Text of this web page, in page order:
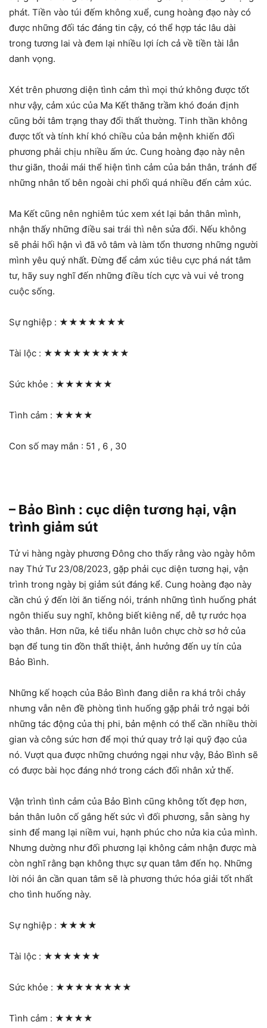
phát. Tiền vào túi đếm không xuể, cung hoàng đạo này có
được những đối tác đáng tin cậy, có thể hợp tác lâu dài
trong tương lai và đem lại nhiều lợi ích cả về tiền tài lẫn
danh vọng.
Xét trên phương diện tình cảm thì mọi thứ không được tốt
như vậy, cảm xúc của Ma Kết thăng trầm khó đoán định
cũng bởi tâm trạng thay đổi thất thường. Tinh thần không
được tốt và tính khí khó chiều của bản mệnh khiến đối
phương phải chịu nhiều ấm ức. Cung hoàng đạo này nên
thư giãn, thoải mái thể hiện tình cảm của bản thân, tránh để
những nhân tố bên ngoài chi phối quá nhiều đến cảm xúc.
Ma Kết cũng nên nghiêm túc xem xét lại bản thân mình,
nhận thấy những điều sai trái thì nên sửa đổi. Nếu không
sẽ phải hối hận vì đã vô tâm và làm tổn thương những người
mình yêu quý nhất. Đừng để cảm xúc tiêu cực phá nát tâm
tư, hãy suy nghĩ đến những điều tích cực và vui vẻ trong
cuộc sống.
Sự nghiệp : ★★★★★★★
Tài lộc : ★★★★★★★★★
Sức khỏe : ★★★★★★
Tình cảm : ★★★★
Con số may mắn : 51 , 6 , 30
– Bảo Bình : cục diện tương hại, vận
trình giảm sút
Tử vi hàng ngày phương Đông cho thấy rằng vào ngày hôm
nay Thứ Tư 23/08/2023, gặp phải cục diện tương hại, vận
trình trong ngày bị giảm sút đáng kể. Cung hoàng đạo này
cần chú ý đến lời ăn tiếng nói, tránh những tình huống phát
ngôn thiếu suy nghĩ, không biết kiêng nể, dễ tự rước họa
vào thân. Hơn nữa, kẻ tiểu nhân luôn chực chờ sơ hở của
bạn để tung tin đồn thất thiệt, ảnh hưởng đến uy tín của
Bảo Bình.
Những kế hoạch của Bảo Bình đang diễn ra khá trôi chảy
nhưng vẫn nên đề phòng tình huống gặp phải trở ngại bởi
những tác động của thị phi, bản mệnh có thể cần nhiều thời
gian và công sức hơn để mọi thứ quay trở lại quỹ đạo của
nó. Vượt qua được những chướng ngại như vậy, Bảo Bình sẽ
có được bài học đáng nhớ trong cách đối nhân xử thế.
Vận trình tình cảm của Bảo Bình cũng không tốt đẹp hơn,
bản thân luôn cố gắng hết sức vì đối phương, sẵn sàng hy
sinh để mang lại niềm vui, hạnh phúc cho nửa kia của mình.
Nhưng dường như đối phương lại không cảm nhận được mà
còn nghĩ rằng bạn không thực sự quan tâm đến họ. Những
lời nói ân cần quan tâm sẽ là phương thức hóa giải tốt nhất
cho tình huống này.
Sự nghiệp : ★★★★
Tài lộc : ★★★★★★
Sức khỏe : ★★★★★★★★
Tình cảm : ★★★★